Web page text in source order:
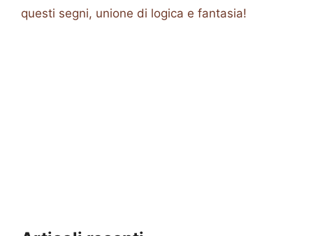
questi segni, unione di logica e fantasia!